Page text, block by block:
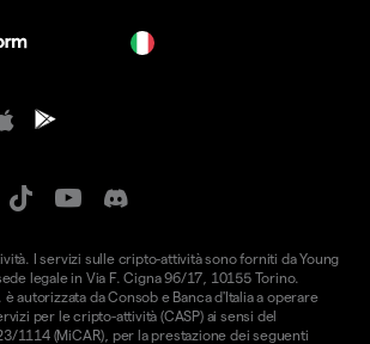
I servizi sulle cripto-attività sono forniti da Young
legale in Via F. Cigna 96/17, 10155 Torino.
autorizzata da Consob e Banca d'Italia a operare
per le cripto-attività (CASP) ai sensi del
1114 (MiCAR), per la prestazione dei seguenti